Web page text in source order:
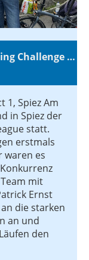
Erfolgreicher Auftakt zur Swiss Sailing Challenge League 2026
1, Spiez Am
in Spiez der
statt.
erstmals
waren es
mit
Ernst
die starken
an und
den